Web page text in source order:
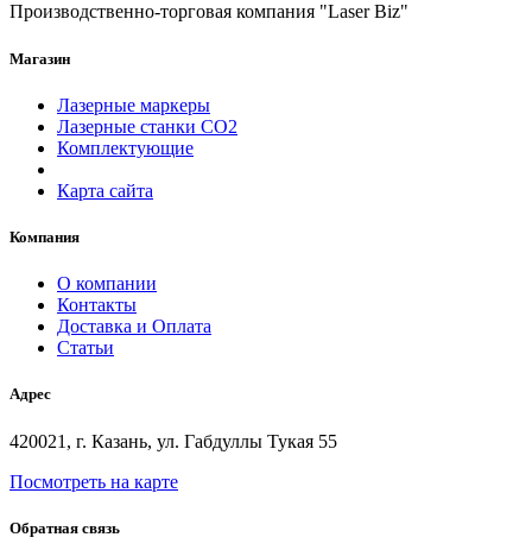
Производственно-торговая компания "Laser Biz"
Магазин
Лазерные маркеры
Лазерные станки СО2
Комплектующие
Карта сайта
Компания
О компании
Контакты
Доставка и Оплата
Статьи
Адрес
420021, г. Казань, ул. Габдуллы Тукая 55
Посмотреть на карте
Обратная связь